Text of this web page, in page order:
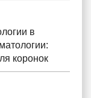
в
коронок